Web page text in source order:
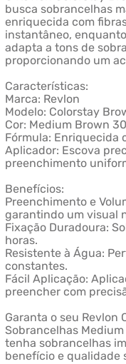
busca sobrancelhas
enriquecida com
instantâneo,
adapta a tons de
proporcionando um
Características:
Marca: Revlon
Modelo: Colorstay
Cor: Medium Brown
Fórmula: Enriquecida
Aplicador: Escova
preenchimento
Benefícios:
Preenchimento e
garantindo um visual
Fixação Duradoura:
horas.
Resistente à Água:
constantes.
Fácil Aplicação:
preencher com
Garanta o seu Revlon
Sobrancelhas
tenha sobrancelhas
benefício e qualidade